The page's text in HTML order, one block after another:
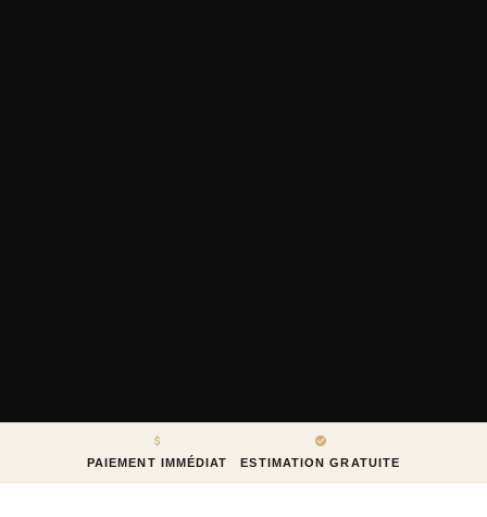
PAIEMENT IMMÉDIAT ESTIMATION GRATUITE